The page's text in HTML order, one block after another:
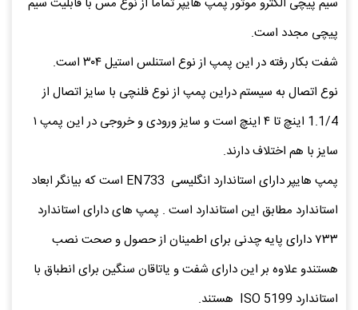
پیچی مجدد است.
شفت بکار رفته در این پمپ از نوع استنلس استیل ۳۰۴ است.
نوع اتصال به سیستم دراین پمپ از نوع فلنچی با سایز اتصال از
1.1/4 اینچ تا ۴ اینچ است و سایز ورودی و خروجی در این پمپ ۱
سایز با هم اختلاف دارند.
پمپ هایپر دارای استاندارد انگلیسی EN733 است که بیانگر ابعاد
استاندارد مطابق این استاندارد است . پمپ های دارای استاندارد
۷۳۳ دارای پایه چدنی برای اطمینان از حصول و صحت نصب
هستندو علاوه بر این دارای شفت و یاتاقان سنگین برای انطباق با
استاندارد ISO 5199 هستند.